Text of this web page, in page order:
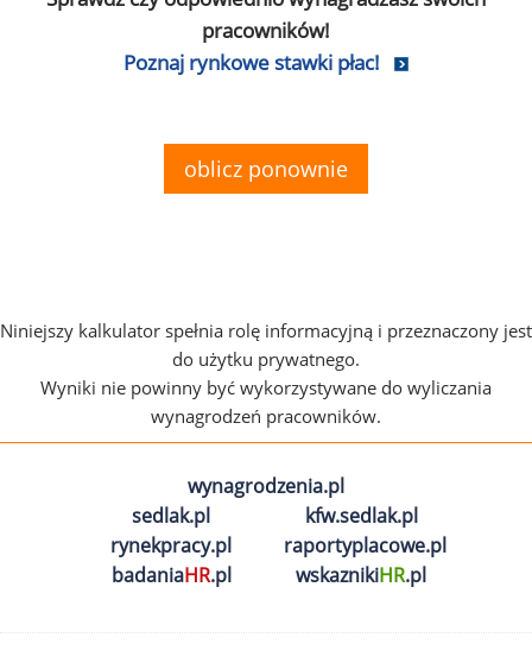
pracowników!
Poznaj rynkowe stawki płac!
oblicz ponownie
Niniejszy kalkulator spełnia rolę informacyjną i przeznaczony jest
do użytku prywatnego.
Wyniki nie powinny być wykorzystywane do wyliczania
wynagrodzeń pracowników.
wynagrodzenia.pl
sedlak.pl
kfw.sedlak.pl
rynekpracy.pl
raportyplacowe.pl
badaniaHR.pl wskaznikiHR.pl